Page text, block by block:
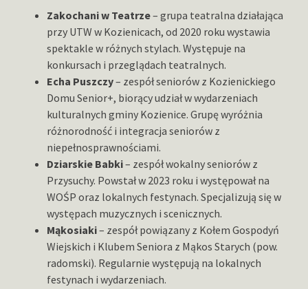
Zakochani w Teatrze– grupa teatralna działająca
przy UTW w Kozienicach, od 2020 roku wystawia
spektakle w różnych stylach. Występuje na
konkursach i przeglądach teatralnych.
Echa Puszczy– zespół seniorów z Kozienickiego
Domu Senior+, biorący udział w wydarzeniach
kulturalnych gminy Kozienice. Grupę wyróżnia
różnorodność i integracja seniorów z
niepełnosprawnościami.
Dziarskie Babki– zespół wokalny seniorów z
Przysuchy. Powstał w 2023 roku i występował na
WOŚP oraz lokalnych festynach. Specjalizują się w
występach muzycznych i scenicznych.
Mąkosiaki– zespół powiązany z Kołem Gospodyń
Wiejskich i Klubem Seniora z Mąkos Starych (pow.
radomski). Regularnie występują na lokalnych
festynach i wydarzeniach.